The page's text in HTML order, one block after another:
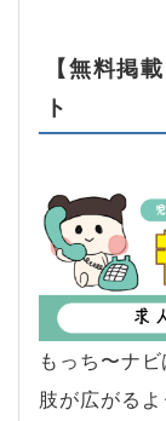
【無料掲
ト
もっち〜ナ
肢が広がる